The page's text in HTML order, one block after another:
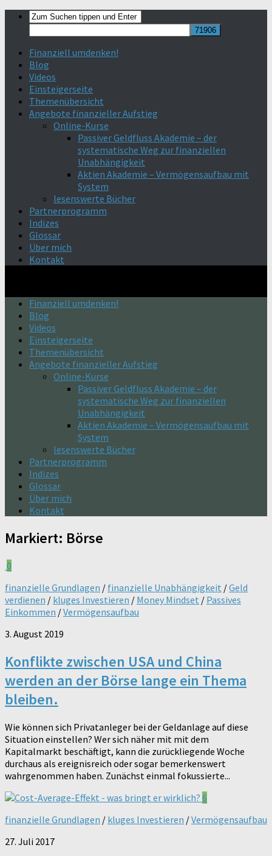
Finanziell umdenken!
Blog
Videos
Einsteigerseite
Themenübersicht
Angebote finanzieller Aufstieg
Online-Kurse
Passiver Geldfluss Akademie – der
systematische Weg zur finanziellen
Unabhängigkeit
Aktien Akademie – Vermögensaufbau mit
System
lesenswerte Bücher
Partnerprogramm
Indizes
Glossar
Über mich
Kontakt
Finanziell umdenken!
Blog
Videos
Einsteigerseite
Themenübersicht
Angebote finanzieller Aufstieg
Online-Kurse
Passiver Geldfluss Akademie – der
systematische Weg zur finanziellen
Unabhängigkeit
Aktien Akademie – Vermögensaufbau mit
System
lesenswerte Bücher
Partnerprogramm
Indizes
Glossar
Über mich
Kontakt
Markiert: Börse
0
finanzielle Grundlagen / finanzielle Unabhängigkeit /Geld
verdienen / kluges Investieren / Money Mindset / Passives
Einkommen /Vermögensaufbau
3. August 2019
Konflikte zwischen USA und China
werden an der Börse lange ein Thema
bleiben.
Wie können sich Privatanleger bei der Geldanlage auf diese
Situation einstellen? Wer sich näher mit mit dem
Kapitalmarkt beschäftigt, kann die zurückliegende Woche
durchaus als ereignisreich oder sogar bemerkenswert
wahrgenommen haben. Zunächst einmal fokussierte...
6
finanzielle Grundlagen / kluges Investieren /Vermögensaufbau
27. Juli 2017